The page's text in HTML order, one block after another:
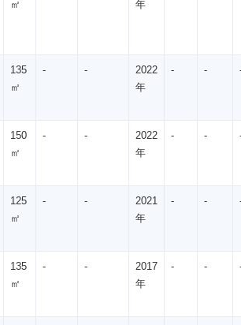
㎡
年
135
㎡
- -
2022
年
- -
150
㎡
- -
2022
年
- -
125
㎡
- -
2021
年
- -
135
㎡
- -
2017
年
- -